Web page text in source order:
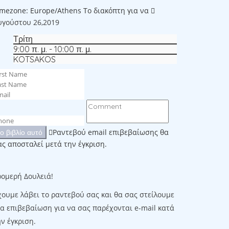
Europe/Athens Το διακόπτη για να
26,2019
Τρίτη
9:00 π. μ. - 10:00 π. μ.
KOTSAKOS
βιβλίο αυτό
Ραντεβού email επιβεβαίωσης θα
αποσταλεί μετά την έγκριση.
Δουλειά!
λάβει το ραντεβού σας και θα σας στείλουμε
επιβεβαίωση για να σας παρέχονται e-mail κατά
έγκριση.